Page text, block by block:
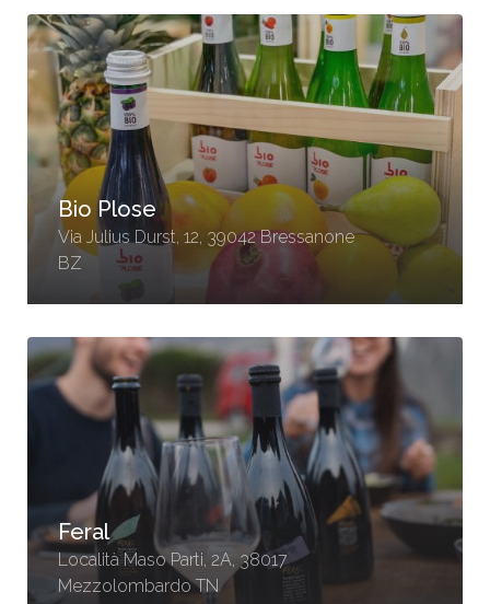
Bio Plose
Via Julius Durst, 12, 39042 Bressanone
BZ
Feral
Località Maso Parti, 2A, 38017
Mezzolombardo TN